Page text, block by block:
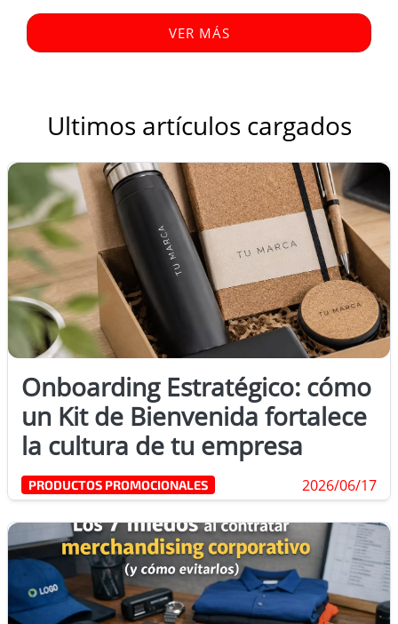
VER MÁS
Ultimos artículos cargados
Onboarding Estratégico: cómo
un Kit de Bienvenida fortalece
la cultura de tu empresa
PRODUCTOS PROMOCIONALES 2026/06/17